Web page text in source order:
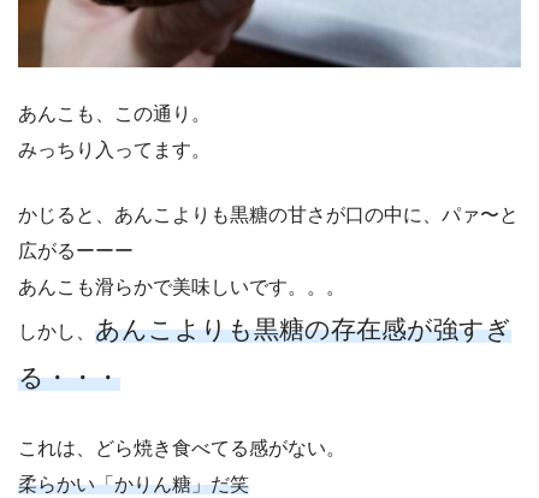
あんこも、この通り。
みっちり入ってます。
かじると、あんこよりも黒糖の甘さが口の中に、パァ〜と
広がるーーー
あんこも滑らかで美味しいです。。。
しかし、 あんこよりも黒糖の存在感が強すぎ
る・・・
これは、どら焼き食べてる感がない。
柔らかい「かりん糖」だ笑